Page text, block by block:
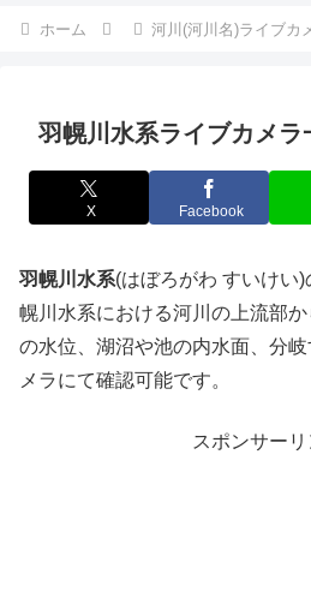
ホーム 河川(河川名)ライブカ
羽幌川水系ライブカメラ
X Facebook
羽幌川水系(はぼろがわ すいけい
幌川水系における河川の上流部か
の水位、湖沼や池の内水面、分
メラにて確認可能です。
スポンサーリ